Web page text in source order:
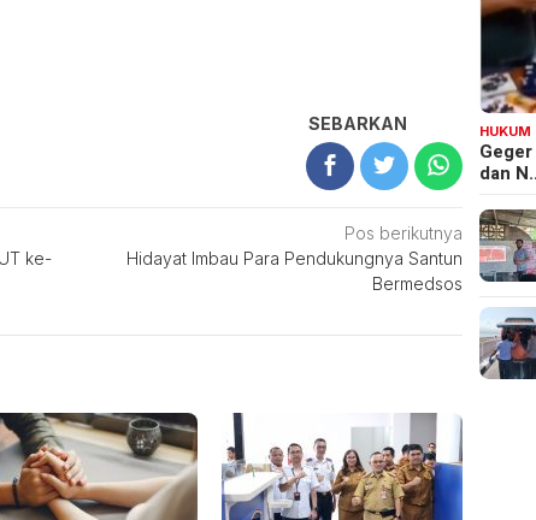
SEBARKAN
ke-
Pos berikutnya
Hidayat Imbau Para Pendukungnya Santun
Bermedsos
HUKUM
dan